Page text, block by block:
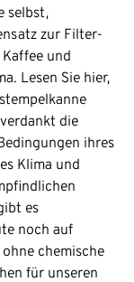
selbst,
zur Filter-
und
Lesen Sie hier,
die
ihres
Klima und
es
noch auf
chemische
für unseren